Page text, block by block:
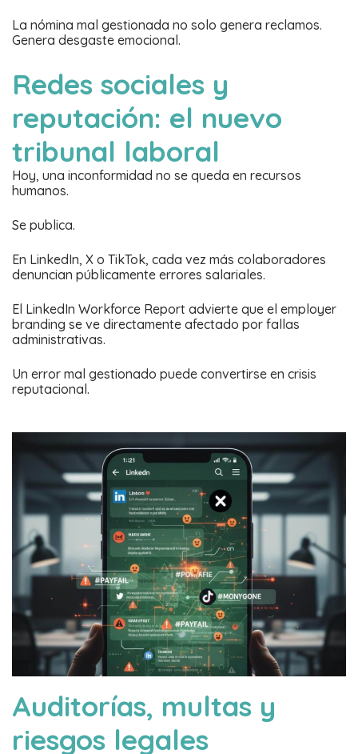
La nómina mal gestionada no solo genera reclamos.
Genera desgaste emocional.
Redes sociales y
reputación: el nuevo
tribunal laboral
Hoy, una inconformidad no se queda en recursos
humanos.
Se publica.
En LinkedIn, X o TikTok, cada vez más colaboradores
denuncian públicamente errores salariales.
El LinkedIn Workforce Report advierte que el employer
branding se ve directamente afectado por fallas
administrativas.
Un error mal gestionado puede convertirse en crisis
reputacional.
Auditorías, multas y
riesgos legales